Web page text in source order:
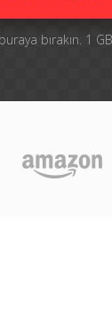
bırakın. 1